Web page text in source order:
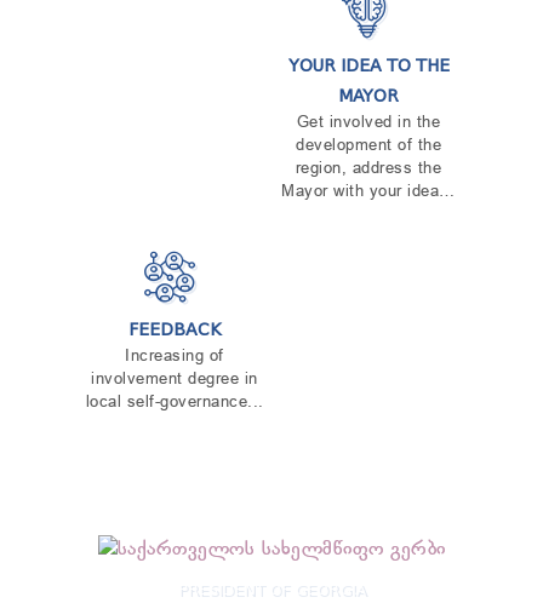
YOUR IDEA TO THE
MAYOR
Get involved in the
development of the
region, address the
Mayor with your idea…
FEEDBACK
Increasing of
involvement degree in
local self-governance...
PRESIDENT OF GEORGIA